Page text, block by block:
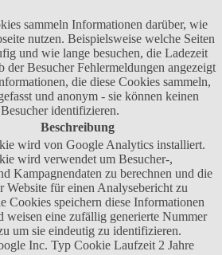
sammeln Informationen darüber, wie
nutzen. Beispielsweise welche Seiten
und wie lange besuchen, die Ladezeit
der Besucher Fehlermeldungen angezeigt
die diese Cookies sammeln,
und anonym - sie können keinen
Besucher identifizieren.
Beschreibung
wird von Google Analytics installiert.
wird verwendet um Besucher-,
Kampagnendaten zu berechnen und die
Website für einen Analysebericht zu
Cookies speichern diese Informationen
weisen eine zufällig generierte Nummer
um sie eindeutig zu identifizieren.
Inc. Typ Cookie Laufzeit 2 Jahre